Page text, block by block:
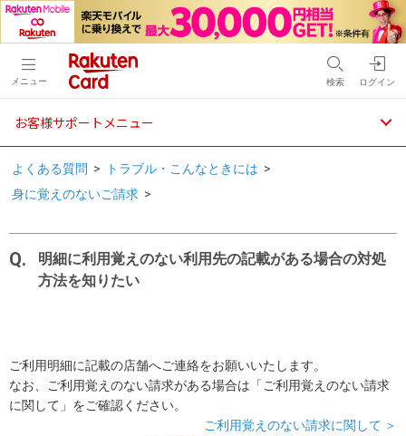
メニュー 検索 ログイン
お客様サポートメニュー
よくある質問 > トラブル・こんなときには >
身に覚えのないご請求 >
明細に利用覚えのない利用先の記載がある場合の対処
方法を知りたい
ご利用明細に記載の店舗へご連絡をお願いいたします。
なお、ご利用覚えのない請求がある場合は「ご利用覚えのない請求
に関して」をご確認ください。
ご利用覚えのない請求に関して ＞